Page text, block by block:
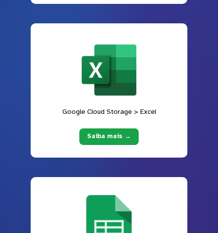
Google Cloud Storage > Excel
Saiba mais →